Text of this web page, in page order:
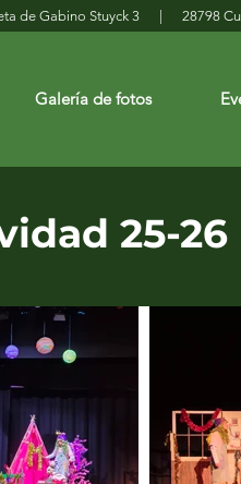
Galería de fotos
de Gabino Stuyck 3 | 28798
25-26